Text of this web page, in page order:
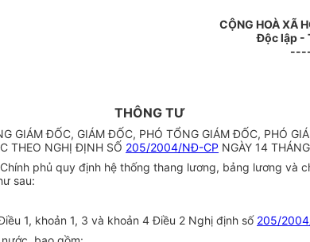
CỘNG HOÀ XÃ
Độc lập -
THÔNG TƯ
GIÁM ĐỐC, GIÁM ĐỐC, PHÓ TỔNG GIÁM ĐỐC, PHÓ
THEO NGHỊ ĐỊNH SỐ 205/2004/NĐ-CP NGÀY 14
phủ quy định hệ thống thang lương, bảng lương
sau:
1, khoản 1, 3 và khoản 4 Điều 2 Nghị định số 205/